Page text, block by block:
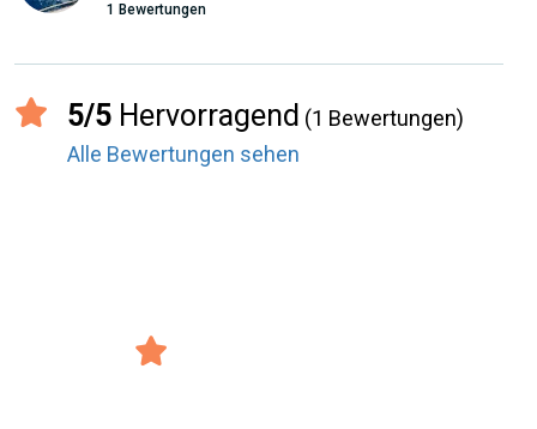
1 Bewertungen
5/5 Hervorragend (1 Bewertungen)
Alle Bewertungen sehen